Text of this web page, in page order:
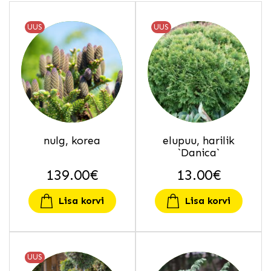
UUS
nulg, korea
139.00€
Lisa korvi
UUS
elupuu, harilik
`Danica`
13.00€
Lisa korvi
UUS